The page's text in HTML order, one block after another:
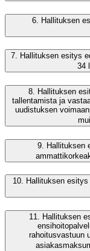
6. Hallituksen
7. Hallituksen esitys
34
8. Hallituksen
tallentamista ja
uudistuksen
9.
Hallituksen
10. Hallituksen
11. Hallituksen
rahoitusvastuun